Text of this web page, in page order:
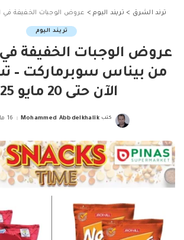
ترند الشرق > تريند اليوم> عروض الوجبات الخفيفة في السعودية من بيناس
تريند اليوم
عروض الوجبات الخفيفة
من بيناس سوبرماركت –
الآن حتى 20 مايو 2025
Posted
كتب Mohammed Abbdelkhalik 16 مايو، 2025